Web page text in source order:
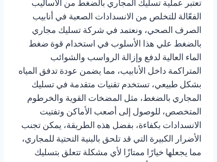
تعتبر عملية تسليك المجاري بالضغط من الأساليب
الفعّالة للتخلص من الانسدادات الصعبة في أنابيب
الصرف الصحي، ونعتمد في شركة تسليك مجاري
بالضغط علي هذا الأسلوب في استخدام قوة ضغط
الماء العالية لدفع وإزالة الرواسب والشوائب
المتراكمة داخل الأنابيب، مما يضمن عودة تدفق المياه
بشكل طبيعي، تستخدم تقنيات متقدمة في تسليك
المجاري بالضغط، مثل المضخات القوية والخرطوم
المتخصص، للوصول إلى أصعب الأماكن وتفتيت
الانسدادات بكفاءة، بفضل هذه الطريقة، يمكن تجنب
الأضرار الكبيرة التي قد تلحق بالبنية التحتية للمجاري،
مما يجعلها خيارًا ممتازًا لأي مشكلة تتعلق بتسليك